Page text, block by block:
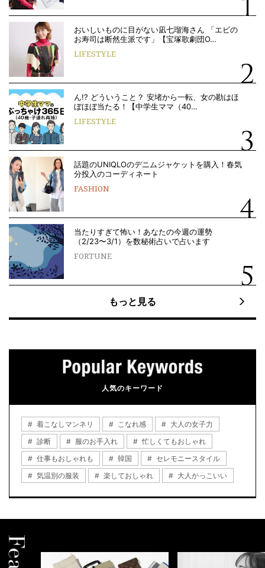
おいしいものに目がない凪七瑠海さん 「エビの
お寿司は断然生派です」【宝塚歌劇団O…
LIFESTYLE
ん!? どういうこと？ 安堵から一転、女の勘はほ
ぼほぼ当たる！【中学生ママ（40…
LIFESTYLE
話題のUNIQLOのデニムジャケットを購入！春気
分投入のコーディネート
FASHION
当たりすぎて怖い！あなたの今週の運勢
（2/23〜3/1）を数秘術占いで占います
FORTUNE
もっと見る
人気のキーワード
着こなしマンネリ こなれ感
大人の女子力
診断
服のお手入れ
忙しくてもおしゃれ
仕事もおしゃれも
韓国
セレモニースタイル
気温別の服装
楽しておしゃれ 大人かっこいい